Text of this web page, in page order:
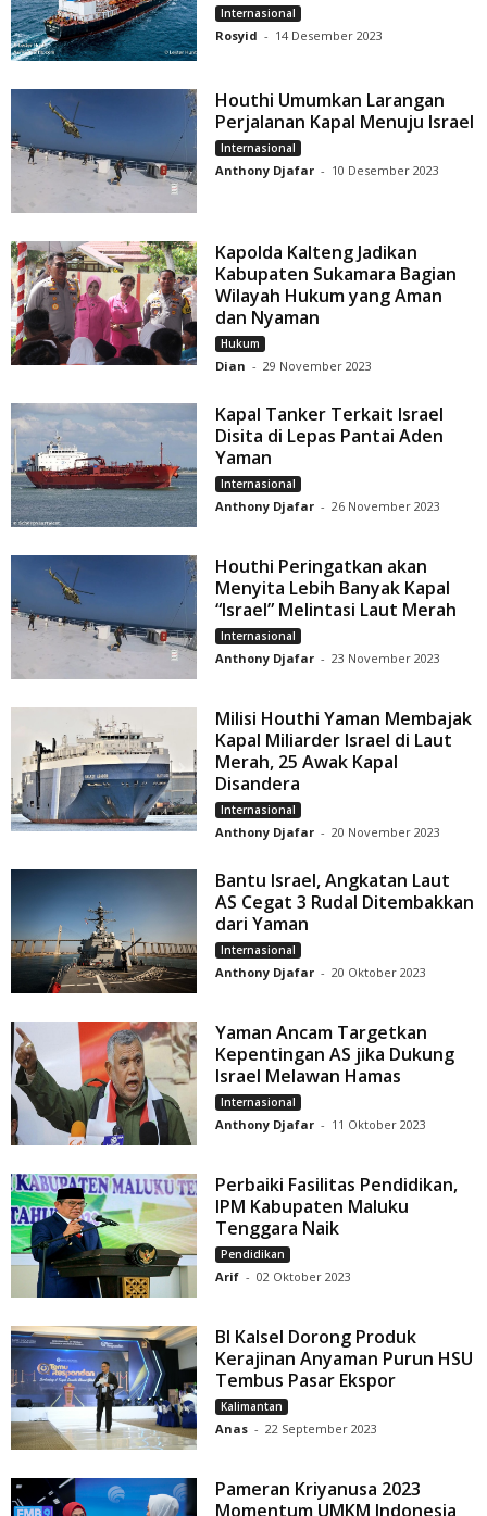
Internasional
Rosyid - 14 Desember 2023
Houthi Umumkan Larangan
Perjalanan Kapal Menuju Israel
Internasional
Anthony Djafar - 10 Desember 2023
Kapolda Kalteng Jadikan
Kabupaten Sukamara Bagian
Wilayah Hukum yang Aman
dan Nyaman
Hukum
Dian - 29 November 2023
Kapal Tanker Terkait Israel
Disita di Lepas Pantai Aden
Yaman
Internasional
Anthony Djafar - 26 November 2023
Houthi Peringatkan akan
Menyita Lebih Banyak Kapal
“Israel” Melintasi Laut Merah
Internasional
Anthony Djafar - 23 November 2023
Milisi Houthi Yaman Membajak
Kapal Miliarder Israel di Laut
Merah, 25 Awak Kapal
Disandera
Internasional
Anthony Djafar - 20 November 2023
Bantu Israel, Angkatan Laut
AS Cegat 3 Rudal Ditembakkan
dari Yaman
Internasional
Anthony Djafar - 20 Oktober 2023
Yaman Ancam Targetkan
Kepentingan AS jika Dukung
Israel Melawan Hamas
Internasional
Anthony Djafar - 11 Oktober 2023
Perbaiki Fasilitas Pendidikan,
IPM Kabupaten Maluku
Tenggara Naik
Pendidikan
Arif - 02 Oktober 2023
BI Kalsel Dorong Produk
Kerajinan Anyaman Purun HSU
Tembus Pasar Ekspor
Kalimantan
Anas - 22 September 2023
Pameran Kriyanusa 2023
Momentum UMKM Indonesia